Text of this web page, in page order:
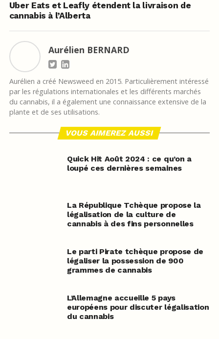
Uber Eats et Leafly étendent la livraison de
cannabis à l’Alberta
Aurélien BERNARD
Aurélien a créé Newsweed en 2015. Particulièrement intéressé
par les régulations internationales et les différents marchés
du cannabis, il a également une connaissance extensive de la
plante et de ses utilisations.
VOUS AIMEREZ AUSSI
Quick Hit Août 2024 : ce qu’on a
loupé ces dernières semaines
La République Tchèque propose la
légalisation de la culture de
cannabis à des fins personnelles
Le parti Pirate tchèque propose de
légaliser la possession de 900
grammes de cannabis
L’Allemagne accueille 5 pays
européens pour discuter légalisation
du cannabis